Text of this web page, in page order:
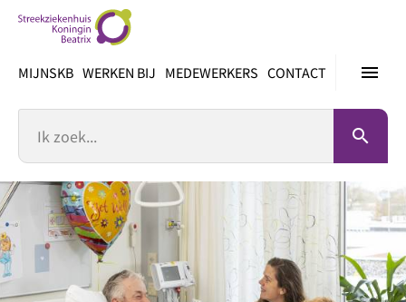
inhoud
menu
MIJNSKB WERKEN BIJ MEDEWERKERS CONTACT
search